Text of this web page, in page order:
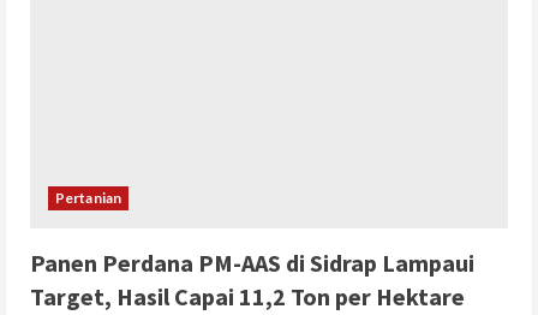
Pertanian
Panen Perdana PM-AAS di Sidrap Lampaui
Target, Hasil Capai 11,2 Ton per Hektare